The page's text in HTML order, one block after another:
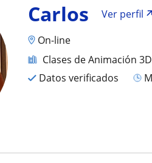
Carlos
Ver perfil
On-line
Clases de Animación 3D
Datos verificados